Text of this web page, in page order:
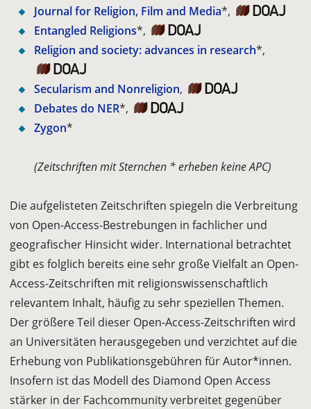
Journal for Religion, Film and Media*,
Entangled Religions*,
Religion and society: advances in research*,
Secularism and Nonreligion,
Debates do NER*,
Zygon*
(Zeitschriften mit Sternchen * erheben keine APC)
Die aufgelisteten Zeitschriften spiegeln die Verbreitung
von Open-Access-Bestrebungen in fachlicher und
geografischer Hinsicht wider. International betrachtet
gibt es folglich bereits eine sehr große Vielfalt an Open-
Access-Zeitschriften mit religionswissenschaftlich
relevantem Inhalt, häufig zu sehr speziellen Themen.
Der größere Teil dieser Open-Access-Zeitschriften wird
an Universitäten herausgegeben und verzichtet auf die
Erhebung von Publikationsgebühren für Autor*innen.
Insofern ist das Modell des Diamond Open Access
stärker in der Fachcommunity verbreitet gegenüber